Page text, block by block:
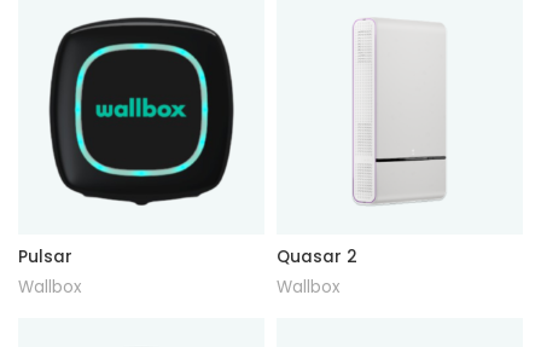
Pulsar
Wallbox
Quasar 2
Wallbox